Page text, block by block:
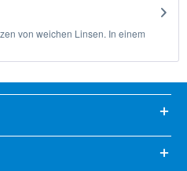
von weichen Linsen. In einem